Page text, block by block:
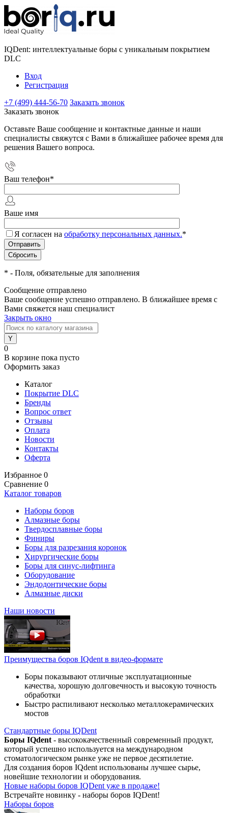
IQDent: интеллектуальные боры с уникальным покрытием
DLC
Вход
Регистрация
+7 (499) 444-56-70 Заказать звонок
Заказать звонок
Оставьте Ваше сообщение и контактные данные и наши
специалисты свяжутся с Вами в ближайшее рабочее время для
решения Вашего вопроса.
Ваш телефон*
Ваше имя
Я согласен на обработку персональных данных.*
* - Поля, обязательные для заполнения
Сообщение отправлено
Ваше сообщение успешно отправлено. В ближайшее время с
Вами свяжется наш специалист
Закрыть окно
0
В корзине пока пусто
Оформить заказ
Каталог
Покрытие DLC
Бренды
Вопрос ответ
Отзывы
Оплата
Новости
Контакты
Оферта
Избранное 0
Сравнение 0
Каталог товаров
Наборы боров
Алмазные боры
Твердосплавные боры
Финиры
Боры для разрезания коронок
Хирургические боры
Боры для синус-лифтинга
Оборудование
Эндодонтические боры
Алмазные диски
Наши новости
Преимущества боров IQdent в видео-формате
Боры показывают отличные эксплуатационные
качества, хорошую долговечность и высокую точность
обработки
Быстро распиливают несколько металлокерамических
мостов
Стандартные боры IQDent
Боры IQdent - высококачественный современный продукт,
который успешно используется на международном
стоматологическом рынке уже не первое десятилетие.
Для создания боров IQdent использованы лучшее сырье,
новейшие технологии и оборудования.
Новые наборы боров IQDent уже в продаже!
Встречайте новинку - наборы боров IQDent!
Наборы боров